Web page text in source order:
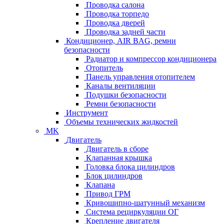
Проводка салона
Проводка торпедо
Проводка дверей
Проводка задней части
Кондиционер, AIR BAG, ремни
безопасности
Радиатор и компрессор кондиционера
Отопитель
Панель управления отопителем
Каналы вентиляции
Подушки безопасности
Ремни безопасности
Инструмент
Объемы технических жидкостей
MK
Двигатель
Двигатель в сборе
Клапанная крышка
Головка блока цилиндров
Блок цилиндров
Клапана
Привод ГРМ
Кривошипно-шатунный механизм
Система рециркуляции ОГ
Крепление двигателя